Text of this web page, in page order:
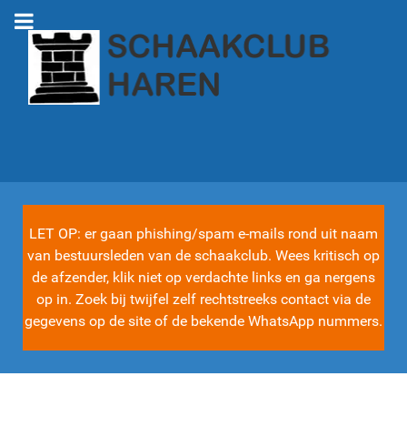
LET OP: er gaan phishing/spam e-mails rond uit naam
van bestuursleden van de schaakclub. Wees kritisch op
de afzender, klik niet op verdachte links en ga nergens
op in. Zoek bij twijfel zelf rechtstreeks contact via de
gegevens op de site of de bekende WhatsApp nummers.